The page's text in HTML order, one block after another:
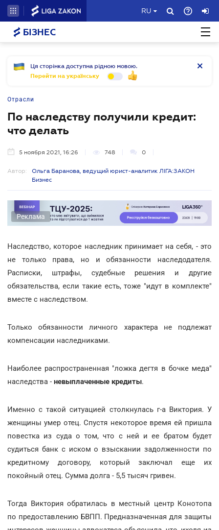
RU
БІЗНЕС
Ця сторінка доступна рідною мовою.
Перейти на українську
Отрасли
По наследству получили кредит:
что делать
5 ноября 2021, 16:26 748 0
Автор:
Ольга Баранова, ведущий юрист-аналитик ЛІГА:ЗАКОН
Бизнес
Реклама
Наследство, которое наследник принимает на себя, - это
не только права, но и обязанности наследодателя.
Расписки, штрафы, судебные решения и другие
обязательства, если такие есть, тоже "идут в комплекте"
вместе с наследством.
Только обязанности личного характера не подлежат
компенсации наследниками.
Наиболее распространенная "ложка дегтя в бочке меда"
наследства - невыплаченные кредиты.
Именно с такой ситуацией столкнулась г-а Виктория. У
женщины умер отец. Спустя некоторое время ей пришла
повестка из суда о том, что с ней и ее братом будет
судиться банк с иском о взыскании задолженности по
кредитному договору, который заключал еще их
покойный отец. Сумма долга - 5,5 тысяч гривен.
Тогда Виктория обратилась в местный центр Конотопа
по предоставлению БВПП. Предназначенная для защиты